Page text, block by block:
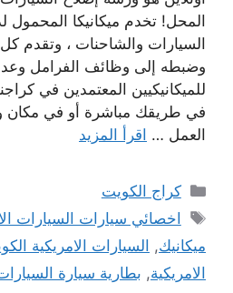
المحل! تخدم ميكانيكا المحمول
السيارات والشاحنات ، وتقدم
وضبطه إلى وظائف الفرامل
للميكانيكيين المعتمدين في
في طريقك مباشرة أو في مكان
العمل … اقرأ المزيد
التصنيفات
كراج الكويت
الوسوم
اخصائي سيارات السيارات
ميكانيك, السيارات الامريكية
الامريكية, بطارية سيارة